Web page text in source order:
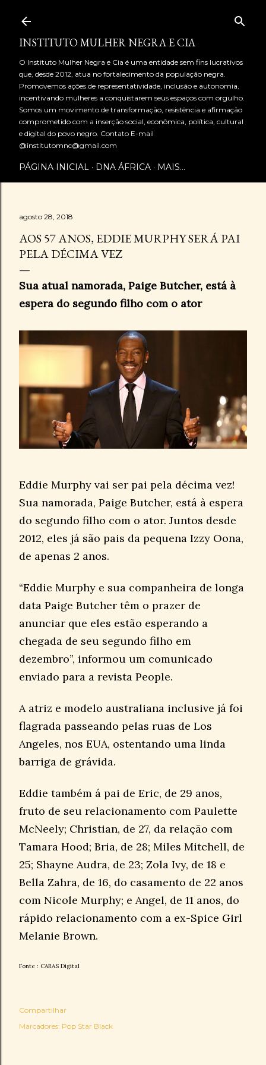
INSTITUTO MULHER NEGRA E CIA
O Instituto Mulher Negra e Cia é uma entidade sem fins lucrativos
que, desde 2012, atua no fortalecimento da população negra.
Promovemos ações de representatividade, inclusão e autonomia,
incentivando mulheres a conquistarem seus espaços com orgulho.
Somos um movimento de transformação, resistência e afirmação
comprometido com a inserção social, econômica, política, cultural
e digital do povo negro. Contato E-mail
@institutomnc@gmail.com
PÁGINA INICIAL DNA ÁFRICA MAIS…
agosto 28, 2018
AOS 57 ANOS, EDDIE MURPHY SERÁ PAI
PELA DÉCIMA VEZ
Sua atual namorada, Paige Butcher, está à
espera do segundo filho com o ator
Eddie Murphy vai ser pai pela décima vez!
Sua namorada, Paige Butcher, está à espera
do segundo filho com o ator. Juntos desde
2012, eles já são pais da pequena Izzy Oona,
de apenas 2 anos.
“Eddie Murphy e sua companheira de longa
data Paige Butcher têm o prazer de
anunciar que eles estão esperando a
chegada de seu segundo filho em
dezembro”, informou um comunicado
enviado para a revista People.
A atriz e modelo australiana inclusive já foi
flagrada passeando pelas ruas de Los
Angeles, nos EUA, ostentando uma linda
barriga de grávida.
Eddie também á pai de Eric, de 29 anos,
fruto de seu relacionamento com Paulette
McNeely; Christian, de 27, da relação com
Tamara Hood; Bria, de 28; Miles Mitchell, de
25; Shayne Audra, de 23; Zola Ivy, de 18 e
Bella Zahra, de 16, do casamento de 22 anos
com Nicole Murphy; e Angel, de 11 anos, do
rápido relacionamento com a ex-Spice Girl
Melanie Brown.
Fonte : CARAS Digital
Compartilhar
Marcadores: Pop Star Black